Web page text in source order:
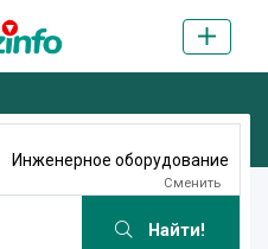
Инженерное оборудование
Сменить
Найти!